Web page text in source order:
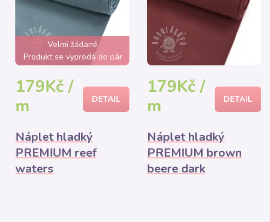
Velmi žádané
Produkt se vyprodá do pár
hodin
179Kč /
m
DETAIL
Náplet hladký
PREMIUM reef
waters
179Kč /
m
DETAIL
Náplet hladký
PREMIUM brown
beere dark